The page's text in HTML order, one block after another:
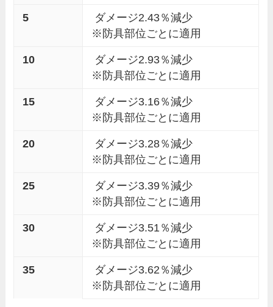
5
ダメージ2.43％減少
※防具部位ごとに適用
10
ダメージ2.93％減少
※防具部位ごとに適用
15
ダメージ3.16％減少
※防具部位ごとに適用
20
ダメージ3.28％減少
※防具部位ごとに適用
25
ダメージ3.39％減少
※防具部位ごとに適用
30
ダメージ3.51％減少
※防具部位ごとに適用
35
ダメージ3.62％減少
※防具部位ごとに適用